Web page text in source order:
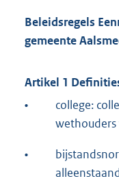
Beleidsregels
gemeente
Artikel 1
•
college:
wethouders
•